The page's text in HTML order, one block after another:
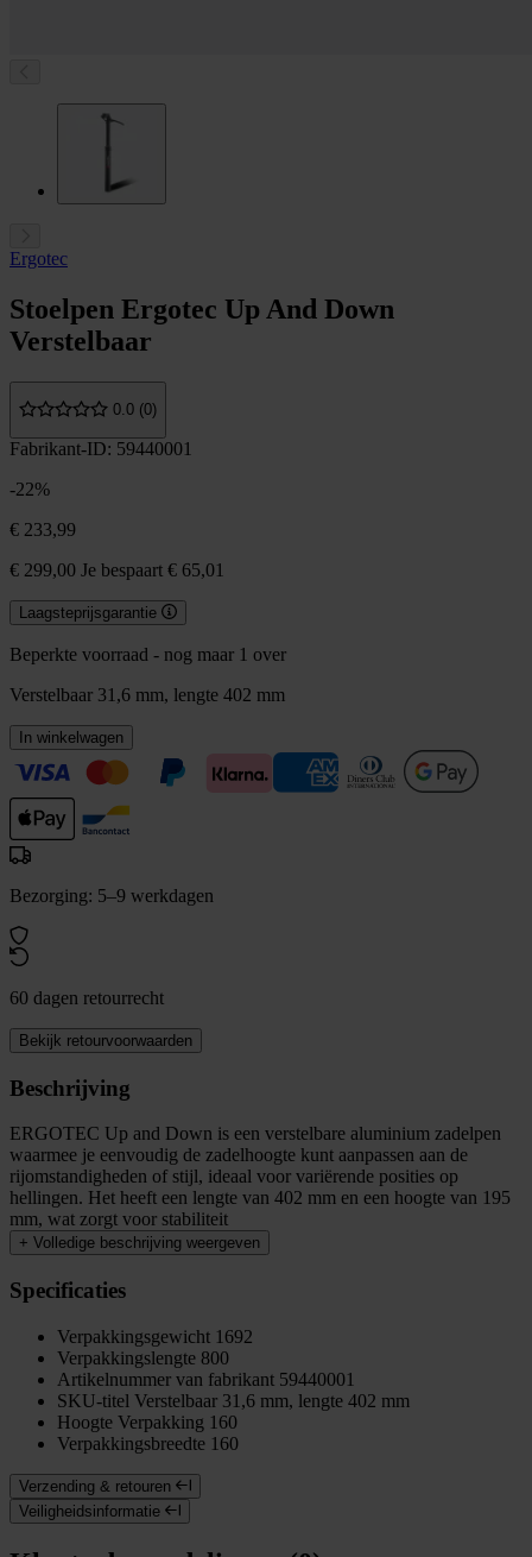
Ergotec
Stoelpen Ergotec Up And Down
Verstelbaar
0.0 (0)
Fabrikant-ID: 59440001
-22%
€ 233,99
€ 299,00 Je bespaart € 65,01
Laagsteprijsgarantie
Beperkte voorraad - nog maar 1 over
Verstelbaar 31,6 mm, lengte 402 mm
In winkelwagen
Bezorging: 5–9 werkdagen
60 dagen retourrecht
Bekijk retourvoorwaarden
Beschrijving
ERGOTEC Up and Down is een verstelbare aluminium zadelpen
waarmee je eenvoudig de zadelhoogte kunt aanpassen aan de
rijomstandigheden of stijl, ideaal voor variërende posities op
hellingen. Het heeft een lengte van 402 mm en een hoogte van 195
mm, wat zorgt voor stabiliteit
+ Volledige beschrijving weergeven
Specificaties
Verpakkingsgewicht 1692
Verpakkingslengte 800
Artikelnummer van fabrikant 59440001
SKU-titel Verstelbaar 31,6 mm, lengte 402 mm
Hoogte Verpakking 160
Verpakkingsbreedte 160
Verzending & retouren
Veiligheidsinformatie